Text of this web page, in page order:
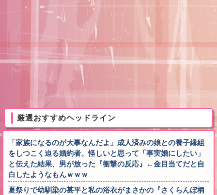
厳選おすすめヘッドライン
「家族になるのが大事なんだよ」成人済みの娘との養子縁組
をしつこく迫る婚約者。怪しいと思って「事実婚にしたい」
と伝えた結果、男が放った『衝撃の反応』←金目当てだと自
白したようなもんｗｗｗ
夏祭りで幼馴染の甚平と私の浴衣がまさかの『さくらんぼ柄